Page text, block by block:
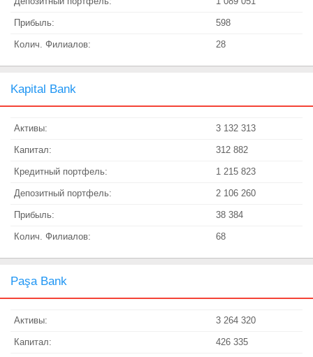
Прибыль: 598
Колич. Филиалов: 28
Kapital Bank
Активы: 3 132 313
Капитал: 312 882
Кредитный портфель: 1 215 823
Депозитный портфель: 2 106 260
Прибыль: 38 384
Колич. Филиалов: 68
Paşa Bank
Активы: 3 264 320
Капитал: 426 335